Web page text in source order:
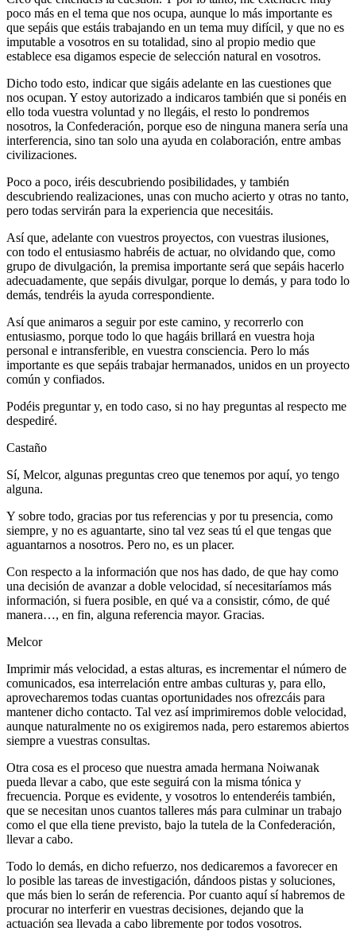
poco más en el tema que nos ocupa, aunque lo más importante es
que sepáis que estáis trabajando en un tema muy difícil, y que no es
imputable a vosotros en su totalidad, sino al propio medio que
establece esa digamos especie de selección natural en vosotros.
Dicho todo esto, indicar que sigáis adelante en las cuestiones que
nos ocupan. Y estoy autorizado a indicaros también que si ponéis en
ello toda vuestra voluntad y no llegáis, el resto lo pondremos
nosotros, la Confederación, porque eso de ninguna manera sería una
interferencia, sino tan solo una ayuda en colaboración, entre ambas
civilizaciones.
Poco a poco, iréis descubriendo posibilidades, y también
descubriendo realizaciones, unas con mucho acierto y otras no tanto,
pero todas servirán para la experiencia que necesitáis.
Así que, adelante con vuestros proyectos, con vuestras ilusiones,
con todo el entusiasmo habréis de actuar, no olvidando que, como
grupo de divulgación, la premisa importante será que sepáis hacerlo
adecuadamente, que sepáis divulgar, porque lo demás, y para todo lo
demás, tendréis la ayuda correspondiente.
Así que animaros a seguir por este camino, y recorrerlo con
entusiasmo, porque todo lo que hagáis brillará en vuestra hoja
personal e intransferible, en vuestra consciencia. Pero lo más
importante es que sepáis trabajar hermanados, unidos en un proyecto
común y confiados.
Podéis preguntar y, en todo caso, si no hay preguntas al respecto me
despediré.
Castaño
Sí, Melcor, algunas preguntas creo que tenemos por aquí, yo tengo
alguna.
Y sobre todo, gracias por tus referencias y por tu presencia, como
siempre, y no es aguantarte, sino tal vez seas tú el que tengas que
aguantarnos a nosotros. Pero no, es un placer.
Con respecto a la información que nos has dado, de que hay como
una decisión de avanzar a doble velocidad, sí necesitaríamos más
información, si fuera posible, en qué va a consistir, cómo, de qué
manera…, en fin, alguna referencia mayor. Gracias.
Melcor
Imprimir más velocidad, a estas alturas, es incrementar el número de
comunicados, esa interrelación entre ambas culturas y, para ello,
aprovecharemos todas cuantas oportunidades nos ofrezcáis para
mantener dicho contacto. Tal vez así imprimiremos doble velocidad,
aunque naturalmente no os exigiremos nada, pero estaremos abiertos
siempre a vuestras consultas.
Otra cosa es el proceso que nuestra amada hermana Noiwanak
pueda llevar a cabo, que este seguirá con la misma tónica y
frecuencia. Porque es evidente, y vosotros lo entenderéis también,
que se necesitan unos cuantos talleres más para culminar un trabajo
como el que ella tiene previsto, bajo la tutela de la Confederación,
llevar a cabo.
Todo lo demás, en dicho refuerzo, nos dedicaremos a favorecer en
lo posible las tareas de investigación, dándoos pistas y soluciones,
que más bien lo serán de referencia. Por cuanto aquí sí habremos de
procurar no interferir en vuestras decisiones, dejando que la
actuación sea llevada a cabo libremente por todos vosotros.